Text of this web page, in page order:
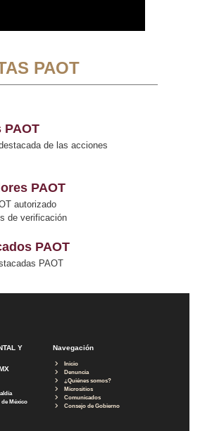
PAOT
PAOT
de las acciones
PAOT
autorizado
de verificación
PAOT
PAOT
Y
de México
Navegación
Inicio
Denuncia
¿Quiénes somos?
Micrositios
Comunicados
Consejo de Gobierno